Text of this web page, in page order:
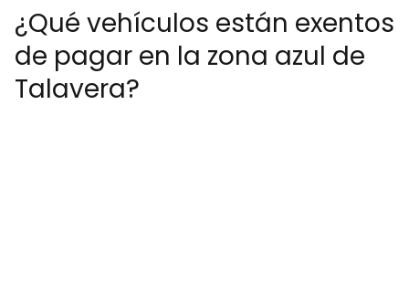
¿Qué vehículos están exentos
de pagar en la zona azul de
Talavera?